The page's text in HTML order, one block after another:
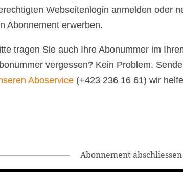
Webseitenlogin anmelden oder
Abonnement erwerben.
tragen Sie auch Ihre Abonummer im
vergessen? Kein Problem.
Aboservice(+423 236 16 61) wir
Abonnement abschliessen